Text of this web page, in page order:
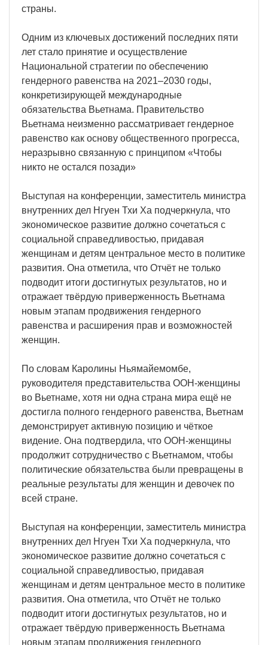
страны.
Одним из ключевых достижений последних пяти
лет стало принятие и осуществление
Национальной стратегии по обеспечению
гендерного равенства на 2021–2030 годы,
конкретизирующей международные
обязательства Вьетнама. Правительство
Вьетнама неизменно рассматривает гендерное
равенство как основу общественного прогресса,
неразрывно связанную с принципом «Чтобы
никто не остался позади»
Выступая на конференции, заместитель министра
внутренних дел Нгуен Тхи Ха подчеркнула, что
экономическое развитие должно сочетаться с
социальной справедливостью, придавая
женщинам и детям центральное место в политике
развития. Она отметила, что Отчёт не только
подводит итоги достигнутых результатов, но и
отражает твёрдую приверженность Вьетнама
новым этапам продвижения гендерного
равенства и расширения прав и возможностей
женщин.
По словам Каролины Ньямайемомбе,
руководителя представительства ООН-женщины
во Вьетнаме, хотя ни одна страна мира ещё не
достигла полного гендерного равенства, Вьетнам
демонстрирует активную позицию и чёткое
видение. Она подтвердила, что ООН-женщины
продолжит сотрудничество с Вьетнамом, чтобы
политические обязательства были превращены в
реальные результаты для женщин и девочек по
всей стране.
Выступая на конференции, заместитель министра
внутренних дел Нгуен Тхи Ха подчеркнула, что
экономическое развитие должно сочетаться с
социальной справедливостью, придавая
женщинам и детям центральное место в политике
развития. Она отметила, что Отчёт не только
подводит итоги достигнутых результатов, но и
отражает твёрдую приверженность Вьетнама
новым этапам продвижения гендерного